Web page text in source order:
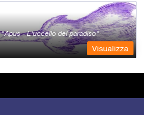
Apus - L'uccello del paradiso
Visualizza